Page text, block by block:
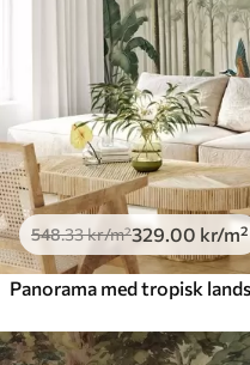
548.33kr/m²329 .00 kr/m²